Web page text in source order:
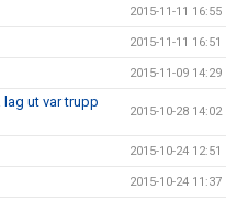
2015-11-11 16:55
2015-11-11 16:51
2015-11-09 14:29
ut var trupp
2015-10-28 14:02
2015-10-24 12:51
2015-10-24 11:37